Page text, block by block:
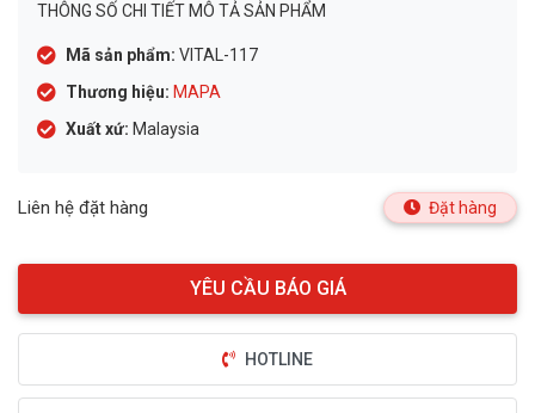
THÔNG SỐ CHI TIẾT MÔ TẢ SẢN PHẨM
Mã sản phẩm: VITAL-117
Thương hiệu: MAPA
Xuất xứ: Malaysia
Liên hệ đặt hàng Đặt hàng
HOTLINE